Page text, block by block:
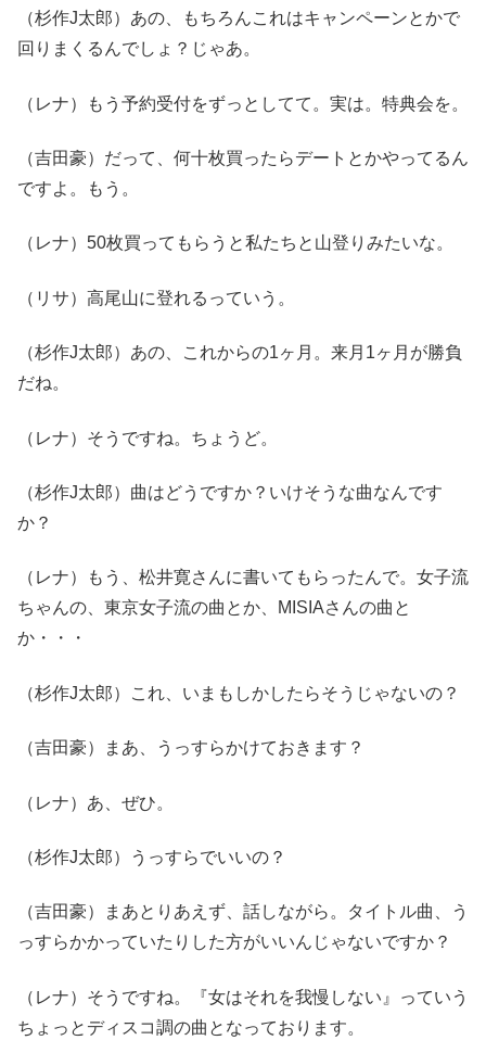
（杉作J太郎）あの、もちろんこれはキャンペーンとかで
回りまくるんでしょ？じゃあ。
（レナ）もう予約受付をずっとしてて。実は。特典会を。
（吉田豪）だって、何十枚買ったらデートとかやってるん
ですよ。もう。
（レナ）50枚買ってもらうと私たちと山登りみたいな。
（リサ）高尾山に登れるっていう。
（杉作J太郎）あの、これからの1ヶ月。来月1ヶ月が勝負
だね。
（レナ）そうですね。ちょうど。
（杉作J太郎）曲はどうですか？いけそうな曲なんです
か？
（レナ）もう、松井寛さんに書いてもらったんで。女子流
ちゃんの、東京女子流の曲とか、MISIAさんの曲と
か・・・
（杉作J太郎）これ、いまもしかしたらそうじゃないの？
（吉田豪）まあ、うっすらかけておきます？
（レナ）あ、ぜひ。
（杉作J太郎）うっすらでいいの？
（吉田豪）まあとりあえず、話しながら。タイトル曲、う
っすらかかっていたりした方がいいんじゃないですか？
（レナ）そうですね。『女はそれを我慢しない』っていう
ちょっとディスコ調の曲となっております。